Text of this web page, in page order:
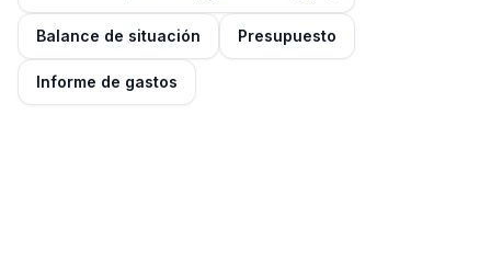
Balance de situación Presupuesto
Informe de gastos